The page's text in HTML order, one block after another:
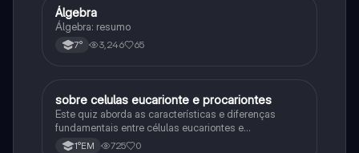
Matematica
Álgebra
Álgebra: resumo
7° 3,246 65
Biologia
sobre celulas eucarionte e procariontes
Este quiz aborda as características e diferenças
fundamentais entre células eucariontes e
procariontes.
1°EM 725 0